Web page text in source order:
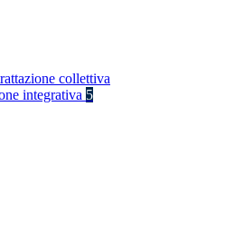
collettiva
integrativa 5